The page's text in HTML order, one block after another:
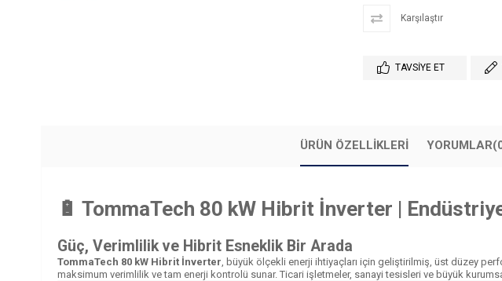
Karşılaştır
TAVSIYE ET
ÜRÜN ÖZELLIKLERI YORUMLAR
🔋 TommaTech 80 kW Hibrit İnverter |
Güç, Verimlilik ve Hibrit Esneklik Bir Arada
TommaTech 80 kW Hibrit İnverter , büyük ölçekli enerji ihtiyaçları için geliştirilmiş, üst düzey
maksimum verimlilik ve tam enerji kontrolü sunar. Ticari işletmeler, sanayi tesisleri ve büyük